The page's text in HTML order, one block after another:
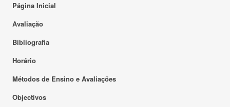
Página Inicial
Avaliação
Bibliografia
Horário
Métodos de Ensino e Avaliações
Objectivos